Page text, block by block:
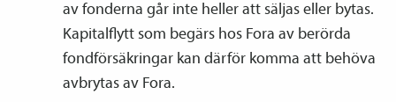
av fonderna går inte heller att säljas eller bytas.
Kapitalflytt som begärs hos Fora av berörda
fond­försäkringar kan därför komma att behöva
avbrytas av Fora.